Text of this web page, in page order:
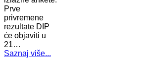
Prve
privremene
rezultate DIP
će objaviti u
21…
Saznaj više...